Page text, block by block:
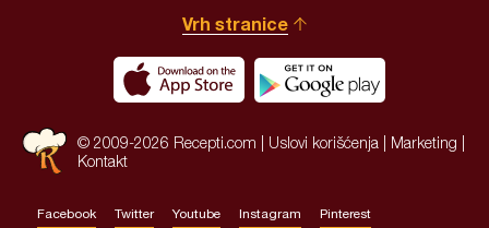
Vrh stranice
© 2009-2026 Recepti.com | Uslovi korišćenja Marketing
Kontakt
Facebook Twitter Youtube Instagram Pinterest